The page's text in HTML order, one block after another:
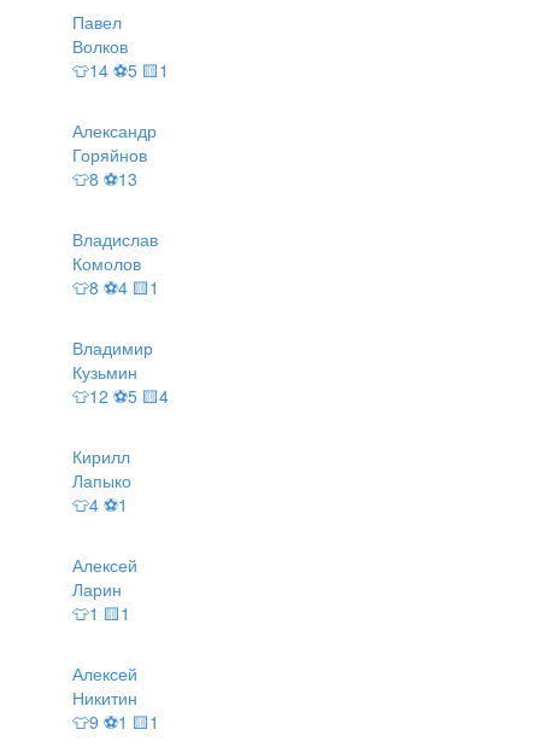
Павел
Волков
👕14 ⚽5 🟨1
Александр
Горяйнов
👕8 ⚽13
Владислав
Комолов
👕8 ⚽4 🟨1
Владимир
Кузьмин
👕12 ⚽5 🟨4
Кирилл
Лапыко
👕4 ⚽1
Алексей
Ларин
👕1 🟨1
Алексей
Никитин
👕9 ⚽1 🟨1